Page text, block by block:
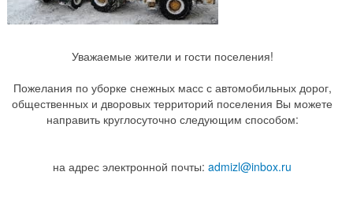
Уважаемые жители и гости поселения!
Пожелания по уборке снежных масс с автомобильных дорог,
общественных и дворовых территорий поселения Вы можете
направить круглосуточно следующим способом:
на адрес электронной почты: admizl@inbox.ru